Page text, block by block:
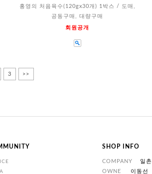
홍영의 처음육수(120gx30개) 1박스 / 도매,
공동구매, 대량구매
회원공개
3 >>
SHOP INFO
COMPANY
일촌
OWNE
이동선